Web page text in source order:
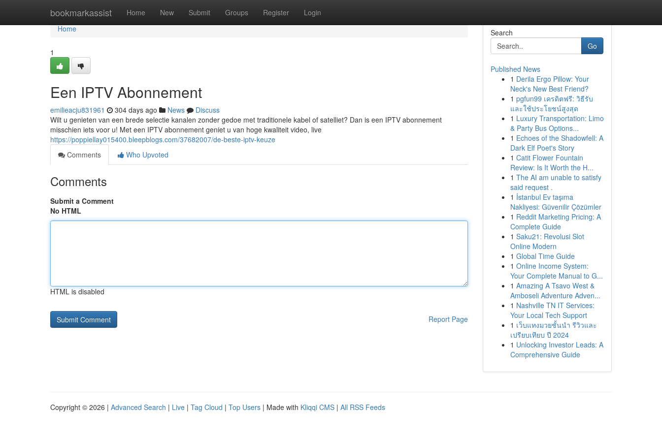
bookmarkassist Home New Submit Groups Register Login
Home
Home
1
Een IPTV Abonnement
emilieacju831961 304 days ago News
Discuss
Wilt u genieten van een brede selectie kanalen zonder gedoe met traditionele kabel of satelliet? Dan is een IPTV abonnement
misschien iets voor u! Met een IPTV abonnement geniet u van hoge kwaliteit video, live
https://poppiellay015400.bleepblogs.com/37682007/de-beste-iptv-keuze
Comments
Who Upvoted
Comments
Submit a Comment
No HTML
HTML is disabled
Report Page
Search
Go
Published News
1 Derila Ergo Pillow: Your
Neck's New Best Friend?
1 pgfun99 เครดิตฟรี: วิธีรับ
และใช้ประโยชน์สูงสุด
1 Luxury Transportation: Limo
& Party Bus Options...
1 Echoes of the Shadowfell: A
Dark Elf Poet's Story
1 Catit Flower Fountain
Review: Is It Worth the H...
1 The AI am unable to satisfy
said request .
1 İstanbul Ev taşıma
Nakliyesi: Güvenilir Çözümler
1 Reddit Marketing Pricing: A
Complete Guide
1 Saku21: Revolusi Slot
Online Modern
1 Global Time Guide
1 Online Income System:
Your Complete Manual to G...
1 Amazing A Tsavo West &
Amboseli Adventure Adven...
1 Nashville TN IT Services:
Your Local Tech Support
1 เว็บแทงมวยชั้นนำ รีวิวและ
เปรียบเทียบ ปี 2024
1 Unlocking Investor Leads: A
Comprehensive Guide
Copyright © 2026 | Advanced Search | Live | Tag Cloud | Top Users | Made with Kliqqi CMS | All RSS Feeds